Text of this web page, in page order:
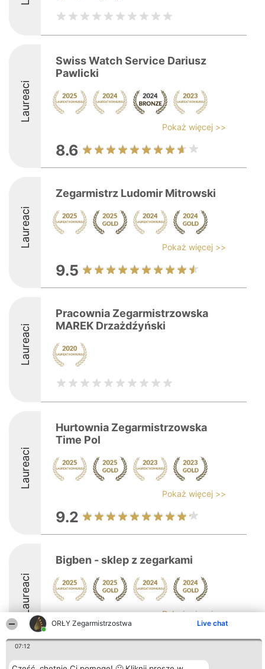
ORŁY Zegarmistrzostwa Live chat
07:12
Laureaci
Swiss Watch Service Dariusz
Pawlicki
Pokaż więcej >>
8.6
Laureaci
Zegarmistrz Ludomir Mitrowski
Pokaż więcej >>
9.5
Laureaci
Pracownia Zegarmistrzowska
MAREK Drzażdźyński
Laureaci
Hurtownia Zegarmistrzowska
Time Pol
Pokaż więcej >>
9.2
Laureaci
Bigben - sklep z zegarkami
Pokaż więcej >>
9